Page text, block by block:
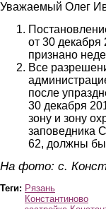
Уважаемый Олег
от 30
признано
Все
после
30 декабря
зону и зону
заповедника
62, должны
На фото: с.
Теги: Рязань
Константиново